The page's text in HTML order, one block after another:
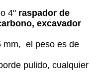
4" raspador de
excavador
mm, el peso es de
pulido, cualquier